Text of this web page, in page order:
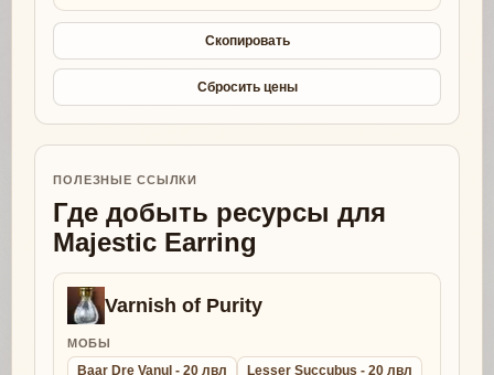
Скопировать
Сбросить цены
ПОЛЕЗНЫЕ ССЫЛКИ
Где добыть ресурсы для
Majestic Earring
Varnish of Purity
МОБЫ
Baar Dre Vanul - 20 лвл
Lesser Succubus - 20 лвл